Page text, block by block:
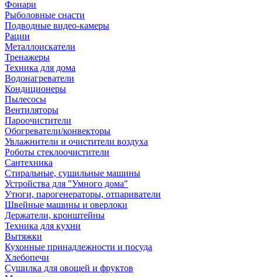
Фонари
Рыболовные снасти
Подводные видео-камеры
Рации
Металлоискатели
Тренажеры
Техника для дома
Водонагреватели
Кондиционеры
Пылесосы
Вентиляторы
Пароочистители
Обогреватели/конвекторы
Увлажнители и очистители воздуха
Роботы стеклоочистители
Сантехника
Стиральные, сушильные машины
Устройства для "Умного дома"
Утюги, парогенераторы, отпариватели
Швейные машины и оверлоки
Держатели, кронштейны
Техника для кухни
Вытяжки
Кухонные принадлежности и посуда
Хлебопечи
Сушилка для овощей и фруктов